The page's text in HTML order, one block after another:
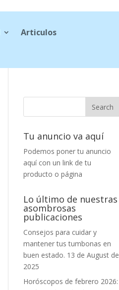
Articulos
Tu anuncio va aquí
Podemos poner tu anuncio
aquí con un link de tu
producto o página
Lo último de nuestras
asombrosas
publicaciones
Consejos para cuidar y
mantener tus tumbonas en
buen estado. 13 de August de
2025
Horóscopos de febrero 2026: